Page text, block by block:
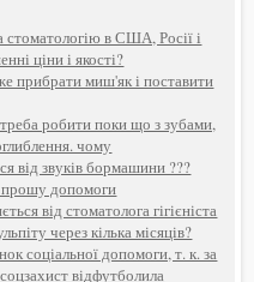
стоматологію в США, Росії і
ціни і якості?
прибрати миш'як і поставити
робити поки що з зубами,
чому
від звуків бормашини ???
прошу допомоги
від стоматолога гігієніста
через кілька місяців?
соціальної допомоги, т. к. за
відфутболила